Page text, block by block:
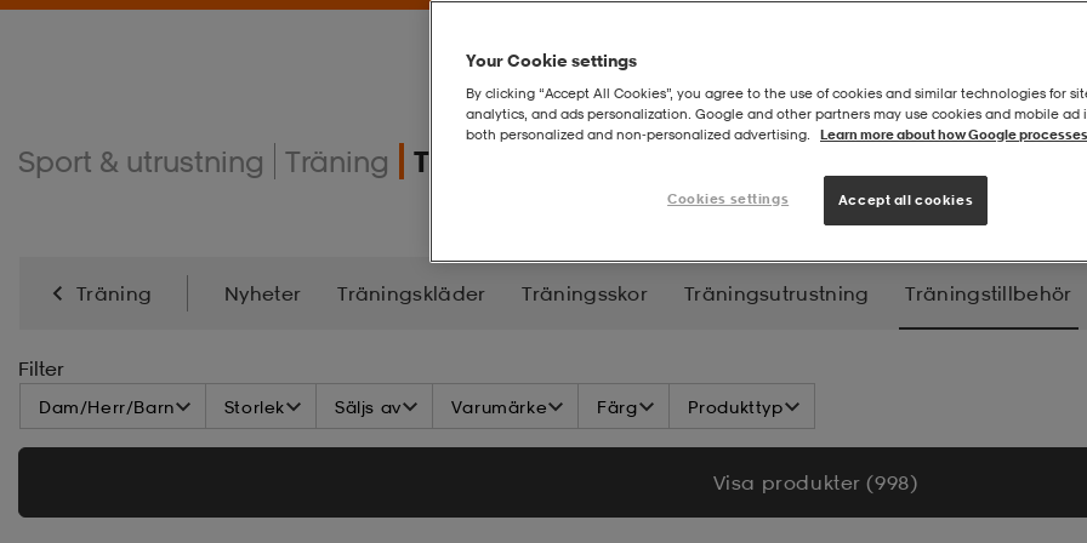
Sport & utrustning Träning Träningstillbehör
Träning Nyheter Träningskläder Träningsskor Träningsutrustning Träningstillbehör
Energi
Filter
Dam/Herr/Barn Storlek Säljs av Varumärke Färg Produkttyp
Visa produkter (998)
Your Cookie settings
By clicking “Accept All Cookies”, you agree to the use of cookies and similar technologies for
analytics, and ads personalization. Google and other partners may use cookies and mobile ad
both personalized and non‑personalized advertising.
Learn more about how Google
Cookies settings Accept all cookies